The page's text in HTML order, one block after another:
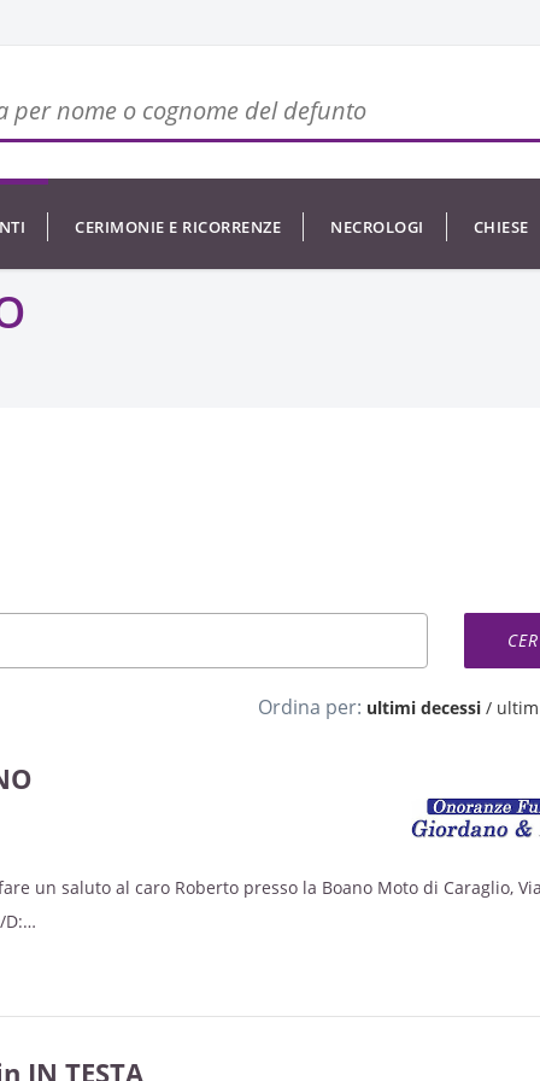
CERIMONIE E RICORRENZE NECROLOGI CHIESE
Ordina per: ultimi decessi/
un saluto al caro Roberto presso la Boano Moto di Caraglio,
D:
14.00 alle ore 18.00 e
IN TESTA